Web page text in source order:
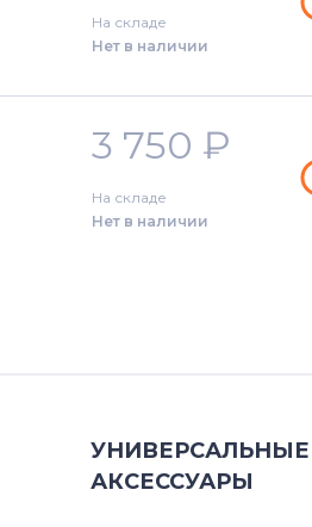
На складе
Нет в наличии
3 750 ₽
На складе
Нет в наличии
УНИВЕРСАЛЬНЫЕ
АКСЕССУАРЫ